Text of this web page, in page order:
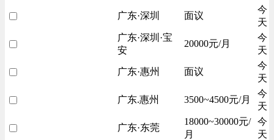
广东·深圳 面议
今
天
广东·深圳·宝
安
20000元/月
今
天
广东·惠州 面议
今
天
广东.惠州 3500~4500元/月
今
天
广东·东莞
18000~30000元/
月
今
天